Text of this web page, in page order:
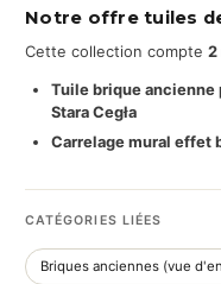
Notre offre tuiles
Cette collection compte 2
Tuile brique ancienne
Stara Cegła
Carrelage mural effet
CATÉGORIES LIÉES
Briques anciennes (vue